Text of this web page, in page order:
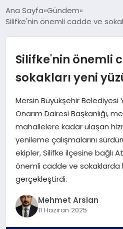
GÜNDEM
SPOR
SAĞLIK
EĞITIM
Ana Sayfa Gündem
Silifke'nin önemli cadde ve
Silifke'nin önemli
sokakları yeni
Mersin Büyükşehir Belediyesi
Onarım Dairesi Başkanlığı,
mahallelere kadar ulaşan
yenileme çalışmalarını
ekipler, Silifke ilçesine bağlı
önemli cadde ve sokaklarda
gerçekleştirdi.
Mehmet Arslan
11 Haziran 2025